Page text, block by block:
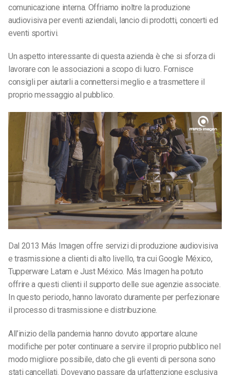
comunicazione interna. Offriamo inoltre la produzione
audiovisiva per eventi aziendali, lancio di prodotti, concerti ed
eventi sportivi.
Un aspetto interessante di questa azienda è che si sforza di
lavorare con le associazioni a scopo di lucro. Fornisce
consigli per aiutarli a connettersi meglio e a trasmettere il
proprio messaggio al pubblico.
Dal 2013 Más Imagen offre servizi di produzione audiovisiva
e trasmissione a clienti di alto livello, tra cui Google México,
Tupperware Latam e Just México. Más Imagen ha potuto
offrire a questi clienti il supporto delle sue agenzie associate.
In questo periodo, hanno lavorato duramente per perfezionare
il processo di trasmissione e distribuzione.
All’inizio della pandemia hanno dovuto apportare alcune
modifiche per poter continuare a servire il proprio pubblico nel
modo migliore possibile, dato che gli eventi di persona sono
stati cancellati. Dovevano passare da un’attenzione esclusiva